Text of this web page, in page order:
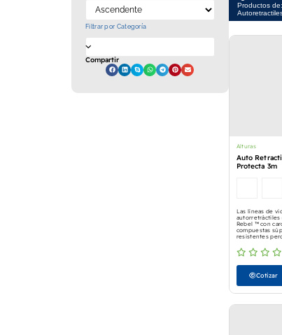
Filtrar por Categoría
Compartir
Productos de:
Alturas
Auto
Protecta 3m
Las líneas de
autorretráctiles
Rebel ™ con
compuestas
resistentes pero
Cotizar